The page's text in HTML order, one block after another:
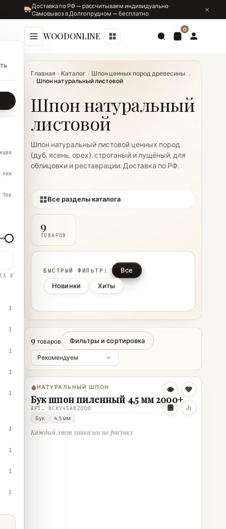
Доставка по РФ — рассчитываем индивидуально ·
Самовывоз в Долгопрудном — бесплатно
WOODONLINE
0
Главная › Каталог › Шпон ценных пород древесины ⌄
› Шпон натуральный листовой
Шпон натуральный
листовой
Шпон натуральный листовой ценных пород
(дуб, ясень, орех): строганый и лущёный, для
облицовки и реставрации. Доставка по РФ.
Все разделы каталога
9
ТОВАРОВ
БЫСТРЫЙ ФИЛЬТР:
Все
Новинки
Хиты
new
top
₽
3
3
1
1
1
3
1
1
2
9 товаров Фильтры и сортировка
НАТУРАЛЬНЫЙ ШПОН
Бук шпон пиленный 4,5 мм 2000+
АРТ. BCHV45AB2000
Бук 4,5 мм
Каждый лист уникален по рисунку